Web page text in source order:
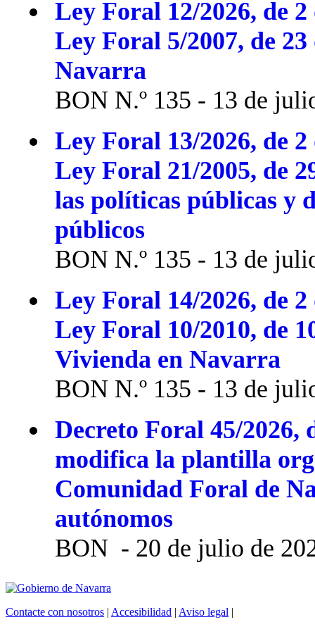
Ley Foral 12/2026, de
Ley Foral 5/2007, de
Navarra
BON N.º 135 - 13 de
Ley Foral 13/2026, de
Ley Foral 21/2005, de
las políticas públicas y
públicos
BON N.º 135 - 13 de
Ley Foral 14/2026, de
Ley Foral 10/2010, de
Vivienda en Navarra
BON N.º 135 - 13 de
Decreto Foral 45/2026,
modifica la plantilla
Comunidad Foral de
autónomos
BON - 20 de julio de
Contacte con nosotros | Accesibilidad | Aviso legal |